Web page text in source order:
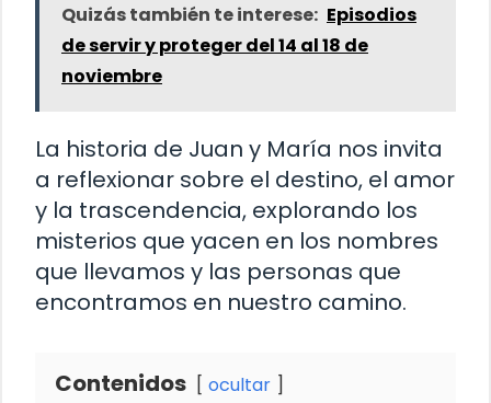
Quizás también te interese: Episodios
de servir y proteger del 14 al 18 de
noviembre
La historia de Juan y María nos invita
a reflexionar sobre el destino, el amor
y la trascendencia, explorando los
misterios que yacen en los nombres
que llevamos y las personas que
encontramos en nuestro camino.
Contenidos ocultar